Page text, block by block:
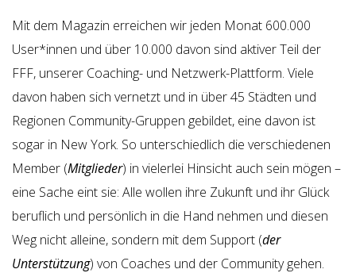
Mit dem Magazin erreichen wir jeden Monat 600.000
User*innen und über 10.000 davon sind aktiver Teil der
FFF, unserer Coaching- und Netzwerk-Plattform. Viele
davon haben sich vernetzt und in über 45 Städten und
Regionen Community-Gruppen gebildet, eine davon ist
sogar in New York. So unterschiedlich die verschiedenen
Member (Mitglieder) in vielerlei Hinsicht auch sein mögen –
eine Sache eint sie: Alle wollen ihre Zukunft und ihr Glück
beruflich und persönlich in die Hand nehmen und diesen
Weg nicht alleine, sondern mit dem Support (der
Unterstützung) von Coaches und der Community gehen.